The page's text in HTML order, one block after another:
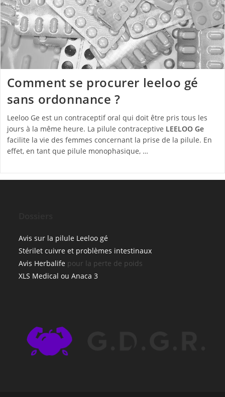
Comment se procurer leeloo gé
sans ordonnance ?
Leeloo Ge est un contraceptif oral qui doit être pris tous les
jours à la même heure. ‍La pilule contraceptive LEELOO Ge
facilite la vie des femmes concernant la prise de la pilule. En
effet, en tant que pilule monophasique, …
Avis sur la pilule Leeloo gé
Stérilet cuivre et problèmes intestinaux
Avis Herbalife pour la perte de poids
XLS Medical ou Anaca 3